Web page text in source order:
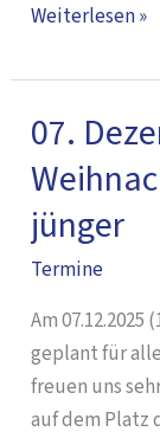
Weiterlesen »
07.
jünger
Termine
Am
geplant für
freuen uns
auf dem Platz
07.
Dezember
2025
–
Weihnachtsfeier
und
jünger